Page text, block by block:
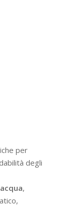
per
degli
,